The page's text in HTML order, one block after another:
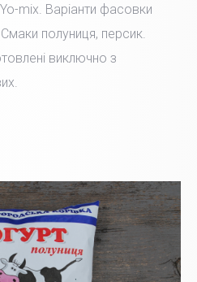
mix. Варіанти фасовки
полуниця, персик.
виключно з